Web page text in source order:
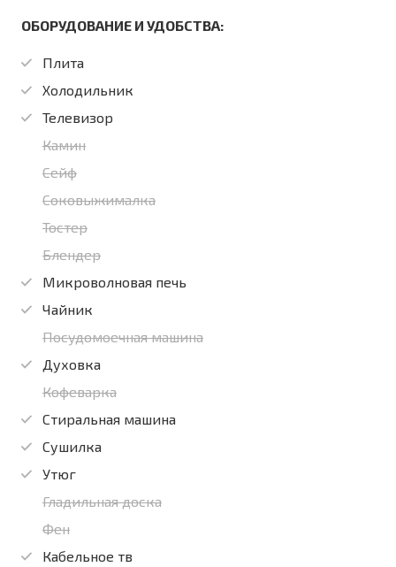
ОБОРУДОВАНИЕ И УДОБСТВА:
Плита
Холодильник
Телевизор
Камин
Сейф
Соковыжималка
Тостер
Блендер
Микроволновая печь
Чайник
Посудомоечная машина
Духовка
Кофеварка
Стиральная машина
Сушилка
Утюг
Гладильная доска
Фен
Кабельное тв